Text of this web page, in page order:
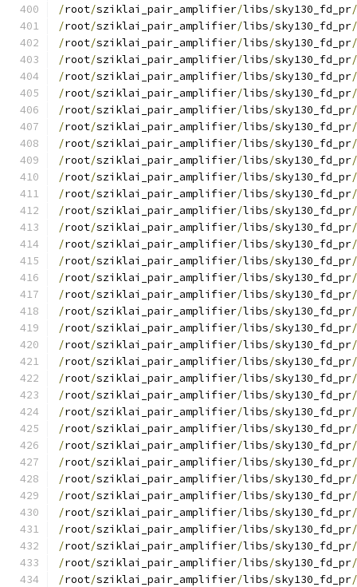
/root/sziklai_pair_amplifier/libs/sky130_fd_pr/
/root/sziklai_pair_amplifier/libs/sky130_fd_pr/
/root/sziklai_pair_amplifier/libs/sky130_fd_pr/
/root/sziklai_pair_amplifier/libs/sky130_fd_pr/
/root/sziklai_pair_amplifier/libs/sky130_fd_pr/
/root/sziklai_pair_amplifier/libs/sky130_fd_pr/
/root/sziklai_pair_amplifier/libs/sky130_fd_pr/
/root/sziklai_pair_amplifier/libs/sky130_fd_pr/
/root/sziklai_pair_amplifier/libs/sky130_fd_pr/
/root/sziklai_pair_amplifier/libs/sky130_fd_pr/
/root/sziklai_pair_amplifier/libs/sky130_fd_pr/
/root/sziklai_pair_amplifier/libs/sky130_fd_pr/
/root/sziklai_pair_amplifier/libs/sky130_fd_pr/
/root/sziklai_pair_amplifier/libs/sky130_fd_pr/
/root/sziklai_pair_amplifier/libs/sky130_fd_pr/
/root/sziklai_pair_amplifier/libs/sky130_fd_pr/
/root/sziklai_pair_amplifier/libs/sky130_fd_pr/
/root/sziklai_pair_amplifier/libs/sky130_fd_pr/
/root/sziklai_pair_amplifier/libs/sky130_fd_pr/
/root/sziklai_pair_amplifier/libs/sky130_fd_pr/
/root/sziklai_pair_amplifier/libs/sky130_fd_pr/
/root/sziklai_pair_amplifier/libs/sky130_fd_pr/
/root/sziklai_pair_amplifier/libs/sky130_fd_pr/
/root/sziklai_pair_amplifier/libs/sky130_fd_pr/
/root/sziklai_pair_amplifier/libs/sky130_fd_pr/
/root/sziklai_pair_amplifier/libs/sky130_fd_pr/
/root/sziklai_pair_amplifier/libs/sky130_fd_pr/
/root/sziklai_pair_amplifier/libs/sky130_fd_pr/
/root/sziklai_pair_amplifier/libs/sky130_fd_pr/
/root/sziklai_pair_amplifier/libs/sky130_fd_pr/
/root/sziklai_pair_amplifier/libs/sky130_fd_pr/
/root/sziklai_pair_amplifier/libs/sky130_fd_pr/
/root/sziklai_pair_amplifier/libs/sky130_fd_pr/
/root/sziklai_pair_amplifier/libs/sky130_fd_pr/
/root/sziklai_pair_amplifier/libs/sky130_fd_pr/